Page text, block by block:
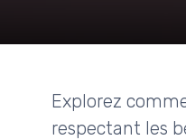
Explorez
respectant les